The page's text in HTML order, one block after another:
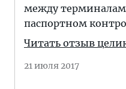
между
паспортном
Читать отзыв
21 июля 2017